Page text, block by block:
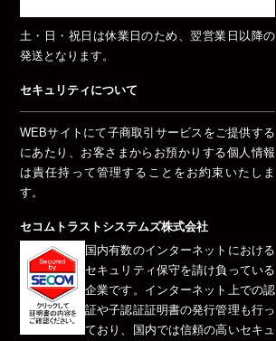
土・日・祝日は休業日のため、翌営業日以降の
発送となります。
セキュリティについて
WEBサイトにて子商取引サービスをご提供する
にあたり、お客さまからお預かりする個人情報
は責任持って管理することをお約束いたしま
す。
セコムトラストシステムズ株式会社
国内有数のインターネットにおける
セキュリティ保守を請け負っている
企業です。インターネット上での認
証や子認証証明書の発行管理も行っ
ており、国内では信頼の高いセキュ